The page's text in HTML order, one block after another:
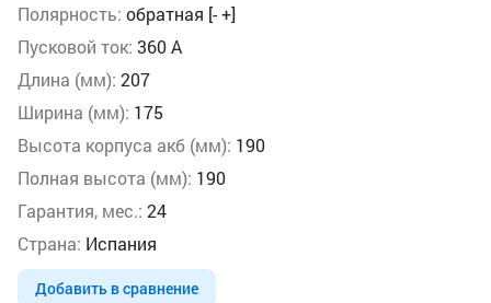
Полярность: обратная [- +]
Пусковой ток: 360 А
Длина (мм): 207
Ширина (мм): 175
Высота корпуса акб (мм): 190
Полная высота (мм): 190
Гарантия, мес.: 24
Страна: Испания
Добавить в сравнение